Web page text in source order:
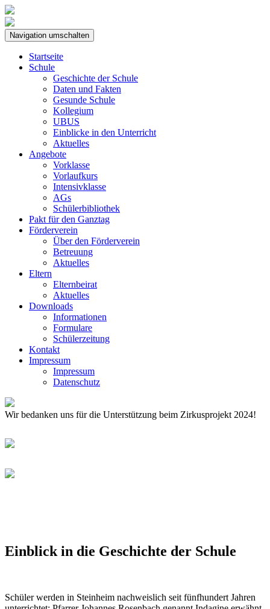
Navigation umschalten
Startseite
Schule
Geschichte der Schule
Daten und Fakten
Gesunde Schule
Kollegium
UBUS
Einblicke in den Unterricht
Aktuelles
Angebote
Vorklasse
Vorlaufkurs
Intensivklasse
AGs
Schülerbibliothek
Pakt für den Ganztag
Förderverein
Über den Förderverein
Betreuung
Aktuelles
Eltern
Elternbeirat
Aktuelles
Downloads
Informationen
Formulare
Schülerzeitung
Kontakt
Impressum
Impressum
Datenschutz
Wir bedanken uns für die Unterstützung beim Zirkusprojekt 2024!
Einblick in die Geschichte der Schule
Schüler werden in Steinheim nachweislich seit fünfhundert Jahren